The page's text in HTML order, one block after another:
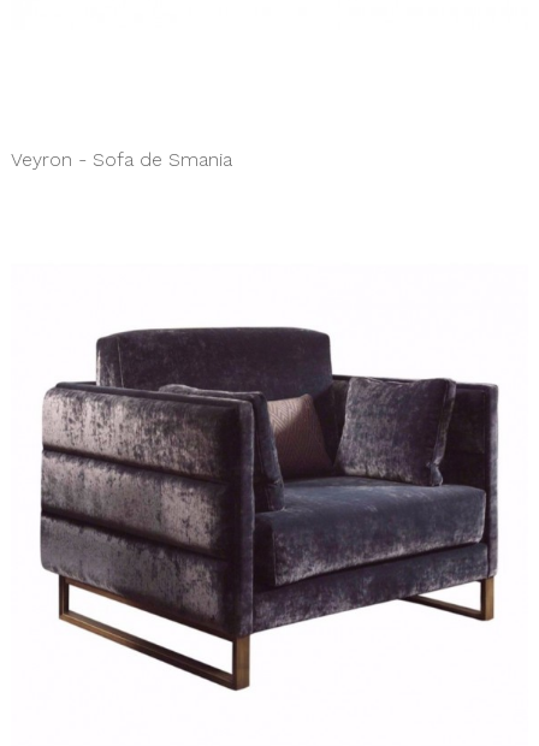
Veyron - Sofa de Smania